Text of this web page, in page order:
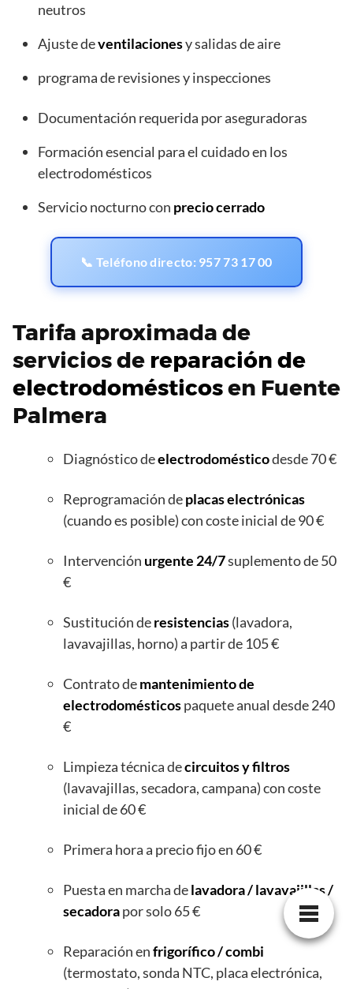
neutros
Ajuste deventilacionesy salidas de aire
programa de revisiones y inspecciones
Documentación requerida por aseguradoras
Formación esencial para el cuidado en los
electrodomésticos
Servicio nocturno con precio cerrado
📞 Teléfono directo: 957 73 17 00
Tarifa aproximada de
servicios de reparación de
electrodomésticosen Fuente
Palmera
Diagnóstico deelectrodomésticodesde 70 €
Reprogramación deplacas electrónicas
(cuando es posible) con coste inicial de 90 €
Intervención urgente 24/7suplemento de 50
€
Sustitución deresistencias(lavadora,
lavavajillas, horno) a partir de 105 €
Contrato demantenimiento de
electrodomésticospaquete anual desde 240
€
Limpieza técnica decircuitos y filtros
(lavavajillas, secadora, campana) con coste
inicial de 60 €
Primera hora a precio fijo en 60 €
Puesta en marcha delavadora / lavavajillas /
secadorapor solo 65 €
Reparación enfrigorífico / combi
(termostato, sonda NTC, placa electrónica,